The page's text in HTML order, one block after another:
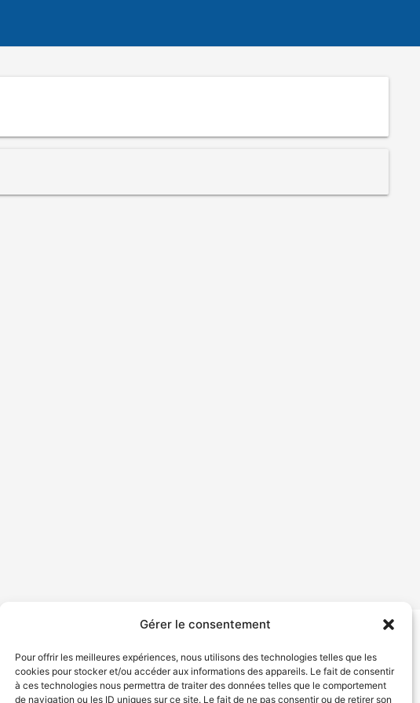
Gérer le consentement
Pour offrir les meilleures expériences, nous utilisons des technologies telles que les
cookies pour stocker et/ou accéder aux informations des appareils. Le fait de consentir
à ces technologies nous permettra de traiter des données telles que le comportement
de navigation ou les ID uniques sur ce site. Le fait de ne pas consentir ou de retirer son
Déclaration de services Politique de confidentialité